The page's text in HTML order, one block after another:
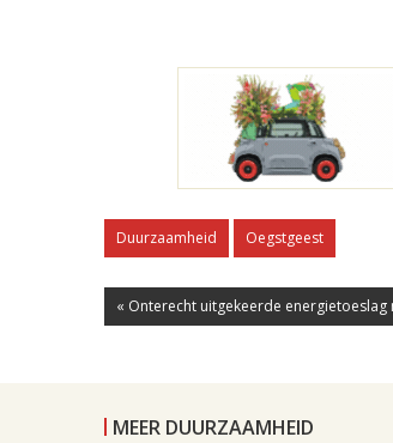
Duurzaamheid Oegstgeest
« Onterecht uitgekeerde energietoeslag
MEER DUURZAAMHEID